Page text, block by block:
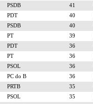
PSDB 41
PDT 40
PSDB 40
PT 39
PDT 36
PT 36
PSOL 36
PC do B 36
PRTB 35
PSOL 35